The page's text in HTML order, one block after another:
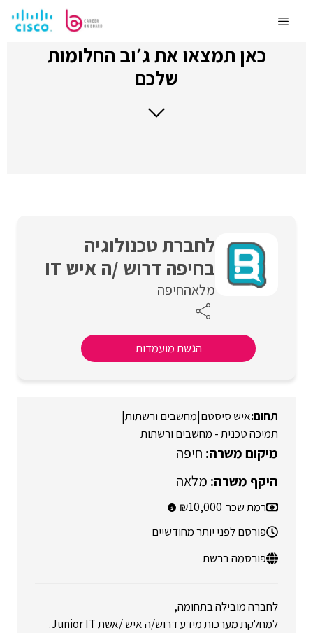
לתוכןMenu
כאן תמצאו את ג׳וב החלומות
שלכם
לחברת טכנולוגיה
בחיפה דרוש /ה איש IT
מלאהחיפה
הגשת מועמדות
איש סיסטם|מחשבים ורשתות|
תמיכה טכנית - מחשבים ורשתות
חיפה
מלאה
רמת שכר 10,000
פורסם לפני יותר מחודשיים
פורסמה ברשת
לחברה מובילה בתחומה,
למחלקת מערכות מידע דרוש/ה איש /אשת Junior IT.